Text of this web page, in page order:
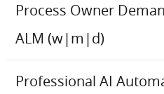
Process Owner
ALM (w|m|d)
Professional AI